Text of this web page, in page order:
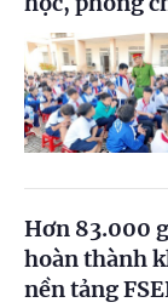
Hơn 83.000
hoàn thành
nền tảng